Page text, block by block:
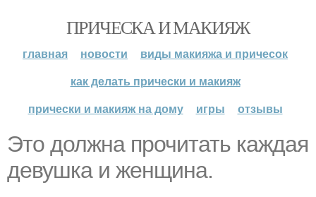
ПРИЧЕСКА И МАКИЯЖ
главная новости
виды макияжа и причесок
как делать прически и макияж
прически и макияж на дому
игры отзывы
Это должна прочитать каждая
девушка и женщина.